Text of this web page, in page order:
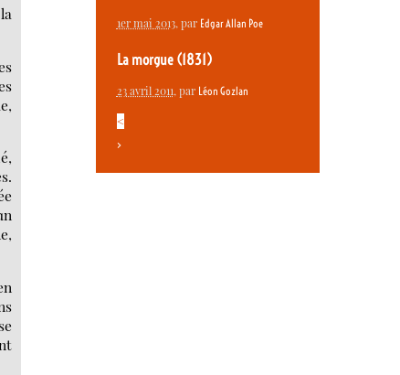
1er mai 2013, par Edgar Allan Poe
La morgue (1831)
23 avril 2011, par Léon Gozlan
<
>